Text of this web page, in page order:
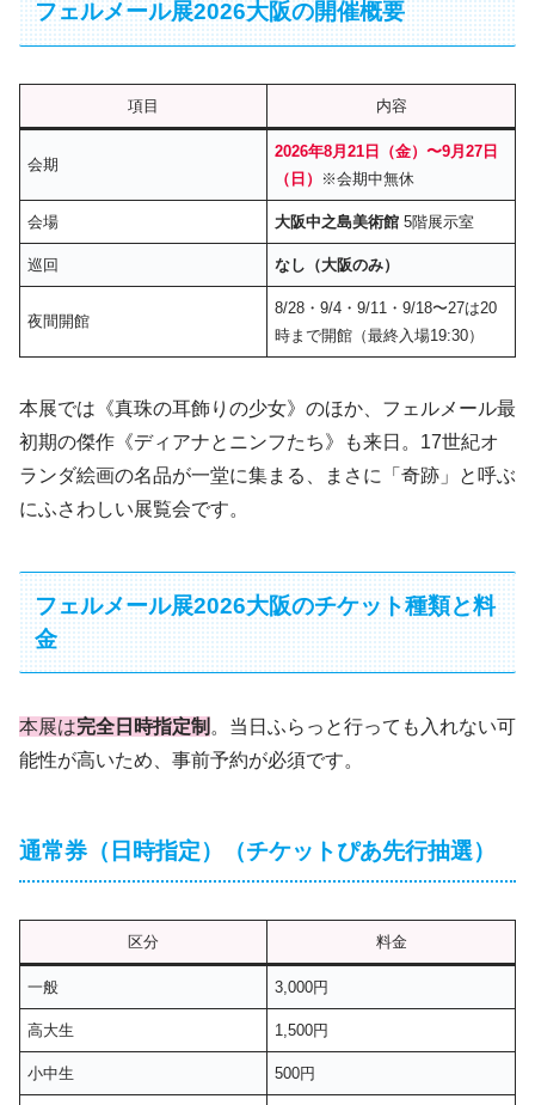
フェルメール展2026大阪の開催概要
項目 内容
会期
2026年8月21日（金）〜9月27日
（日）
※会期中無休
会場 大阪中之島美術館 5階展示室
巡回 なし（大阪のみ）
夜間開館
8/28・9/4・9/11・9/18〜27は20
時まで開館（最終入場19:30）
本展では《真珠の耳飾りの少女》のほか、フェルメール最
初期の傑作《ディアナとニンフたち》も来日。17世紀オ
ランダ絵画の名品が一堂に集まる、まさに「奇跡」と呼ぶ
にふさわしい展覧会です。
フェルメール展2026大阪のチケット種類と料
金
本展は完全日時指定制 。当日ふらっと行っても入れない可
能性が高いため、事前予約が必須です。
通常券（日時指定）（チケットぴあ先行抽選）
区分 料金
一般 3,000円
高大生 1,500円
小中生 500円